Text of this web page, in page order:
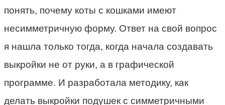
понять, почему коты с кошками имеют
несимметричную форму. Ответ на свой вопрос
я нашла только тогда, когда начала создавать
выкройки не от руки, а в графической
программе. И разработала методику, как
делать выкройки подушек с симметричными